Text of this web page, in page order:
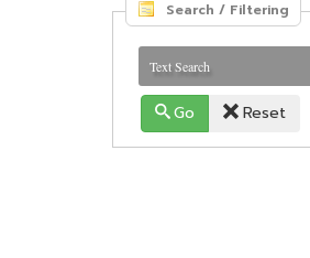
Search / Filtering
Text Search
Go Reset